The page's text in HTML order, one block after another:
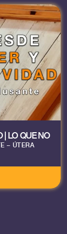
| LO QUE NO
– ÚTERA